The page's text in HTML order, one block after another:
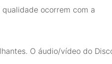
ocorrem com a
O áudio/vídeo do